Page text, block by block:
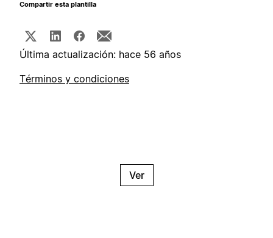
Compartir esta plantilla
Última actualización: hace 56 años
Términos y condiciones
Ver